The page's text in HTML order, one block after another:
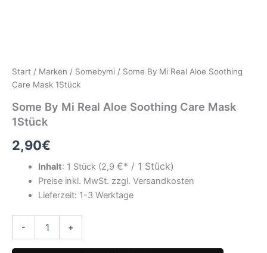
Start / Marken / Somebymi / Some By Mi Real Aloe Soothing
Care Mask 1Stück
Some By Mi Real Aloe Soothing Care Mask
1Stück
2,90€
Inhalt: 1 Stück (2,9 €* / 1 Stück)
Preise inkl. MwSt. zzgl. Versandkosten
Lieferzeit: 1-3 Werktage
- +